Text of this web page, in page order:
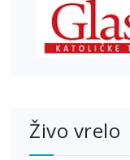
Živo vrelo